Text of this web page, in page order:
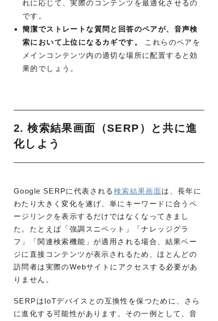
れに応じて、実際のコンテンツを最適化させるの
です。
簡潔でストレートな質問と回答のペアが、音声検
索において上位になるカギです。
これらのペアを
メインコンテンツ内の適切な場所に配置すると効
果的でしょう。
2. 検索結果画面（SERP）と共に進
化しよう
Google SERPに代表される 検索結果画面は、長年に
わたり大きく変化を遂げ、単にキーワードに合うペ
ージリンクを表示するだけではなくなってきまし
た。たとえば「強調スニペット」「ナレッジグラ
フ」「関連検索機能」が適用される場合、結果ペー
ジに直接コンテンツが表示されるため、ほとんどの
訪問者は実際のWebサイトにアクセスする必要があ
りません。
SERPはIoTデバイスとの互換性を保つために、さら
に進化する可能性があります。その一例として、音